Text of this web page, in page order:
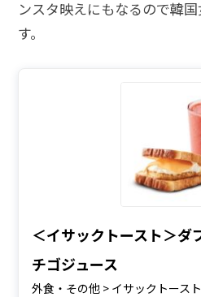
ンスタ映えにもなるので韓
す。
＜イサックトースト＞ダ
チゴジュース
外食・その他 > イサックトース